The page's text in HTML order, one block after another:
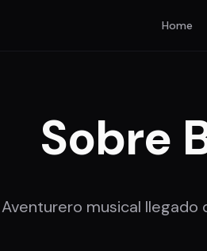
Home
Sobre
Aventurero musical llegado